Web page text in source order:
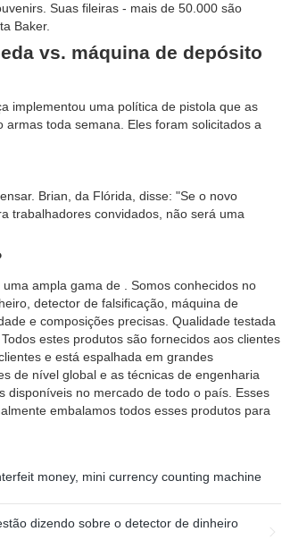
Suas fileiras - mais de 50.000 são
Baker.
vs. máquina de depósito
implementou uma política de pistola que as
toda semana. Eles foram solicitados a
Brian, da Flórida, disse: "Se o novo
trabalhadores convidados, não será uma
ampla gama de . Somos conhecidos no
detector de falsificação, máquina de
e composições precisas. Qualidade testada
estes produtos são fornecidos aos clientes
e está espalhada em grandes
de nível global e as técnicas de engenharia
disponíveis no mercado de todo o país. Esses
embalamos todos esses produtos para
money, mini currency counting machine
dizendo sobre o detector de dinheiro